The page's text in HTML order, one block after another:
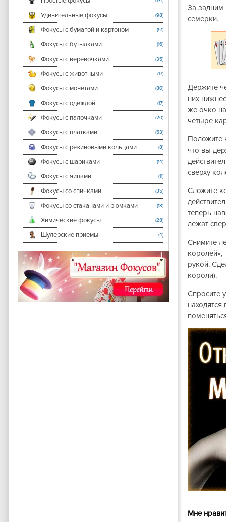
Удивительные фокусы (98)
Фокусы с бумагой и картоном (51)
Фокусы с бутылками (16)
Фокусы с веревочками (35)
Фокусы с животными (17)
Фокусы с монетами (80)
Фокусы с одеждой (17)
Фокусы с палочками (20)
Фокусы с платками (53)
Фокусы с резиновыми кольцами (8)
Фокусы с шариками (14)
Фокусы с яйцами (11)
Фокусы со спичками (35)
Фокусы со стаканами и рюмками (18)
Химические фокусы (28)
Шулерские приемы (4)
За задним
семерки.
Держите
них
же очко
четыре
Положите
что вы
сверху
Сложите
теперь
лежат
Снимите
королей»,
рукой.
короли).
Спросите
находятся
Мне